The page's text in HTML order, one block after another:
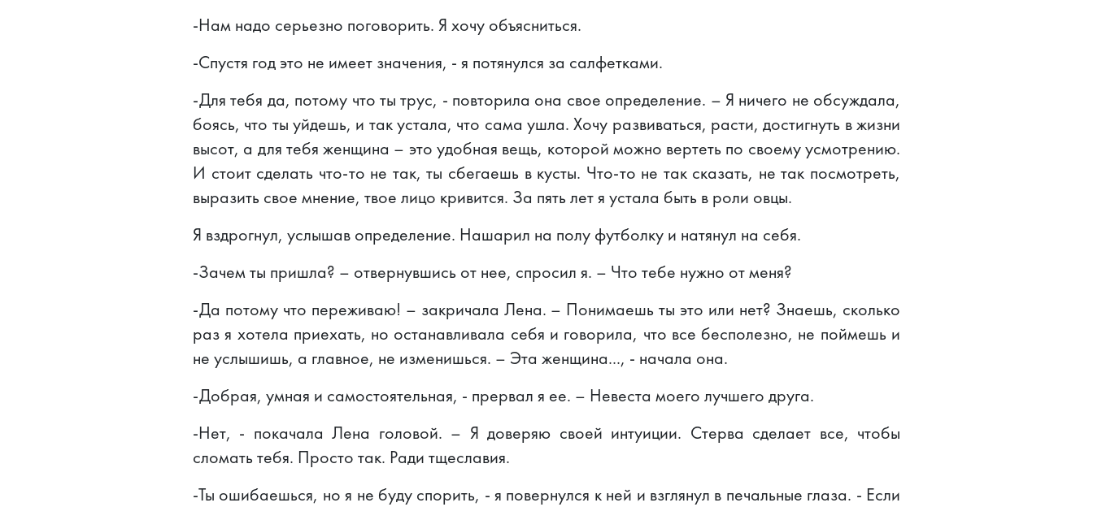
-Нам надо серьезно поговорить. Я хочу объясниться.
-Спустя год это не имеет значения, - я потянулся за салфетками.
-Для тебя да, потому что ты трус, - повторила она свое определение. – Я ничего не обсуждала,
боясь, что ты уйдешь, и так устала, что сама ушла. Хочу развиваться, расти, достигнуть в жизни
высот, а для тебя женщина – это удобная вещь, которой можно вертеть по своему усмотрению.
И стоит сделать что-то не так, ты сбегаешь в кусты. Что-то не так сказать, не так посмотреть,
выразить свое мнение, твое лицо кривится. За пять лет я устала быть в роли овцы.
Я вздрогнул, услышав определение. Нашарил на полу футболку и натянул на себя.
-Зачем ты пришла? – отвернувшись от нее, спросил я. – Что тебе нужно от меня?
-Да потому что переживаю! – закричала Лена. – Понимаешь ты это или нет? Знаешь, сколько
раз я хотела приехать, но останавливала себя и говорила, что все бесполезно, не поймешь и
не услышишь, а главное, не изменишься. – Эта женщина..., - начала она.
-Добрая, умная и самостоятельная, - прервал я ее. – Невеста моего лучшего друга.
-Нет, - покачала Лена головой. – Я доверяю своей интуиции. Стерва сделает все, чтобы
сломать тебя. Просто так. Ради тщеславия.
-Ты ошибаешься, но я не буду спорить, - я повернулся к ней и взглянул в печальные глаза. - Если